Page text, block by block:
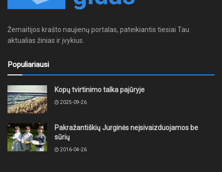
Žemaitijos krašto naujienų portalas, pateikiantis tiesiai Tau
aktualias žinias ir įvykius.
Populiariausi
Kopų tvirtinimo talka pajūryje
2025-09-26
Pakražantiškių Jurginės neįsivaizduojamos be
sūrių
2016-04-26